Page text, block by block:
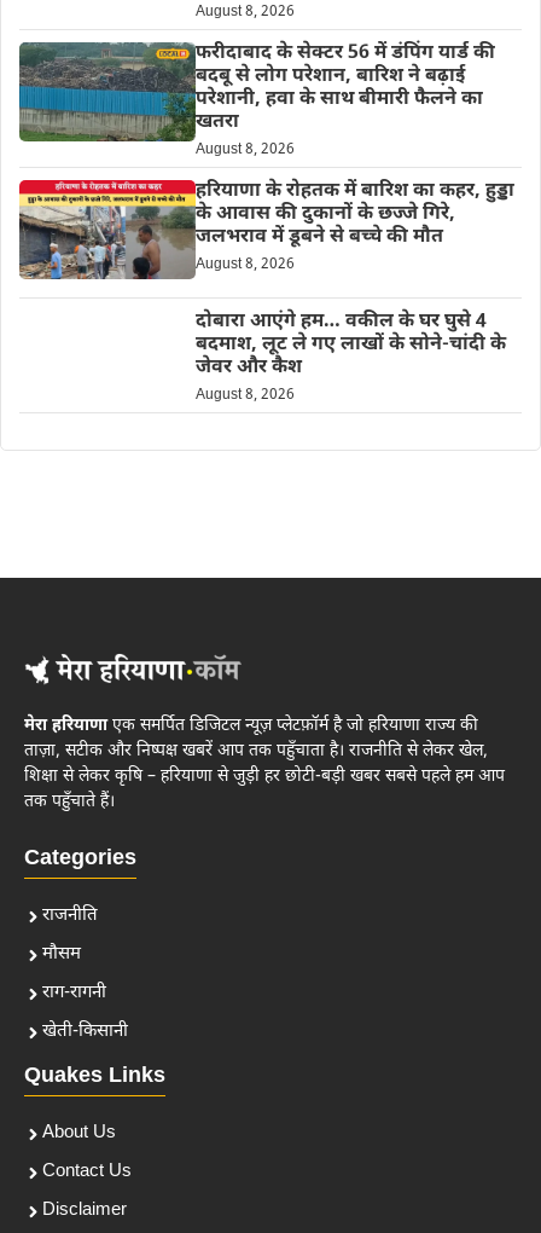
August 8, 2026
फरीदाबाद के सेक्टर 56 में डंपिंग यार्ड की
बदबू से लोग परेशान, बारिश ने बढ़ाई
परेशानी, हवा के साथ बीमारी फैलने का
खतरा
August 8, 2026
हरियाणा के रोहतक में बारिश का कहर, हुड्डा
के आवास की दुकानों के छज्जे गिरे,
जलभराव में डूबने से बच्चे की मौत
August 8, 2026
दोबारा आएंगे हम… वकील के घर घुसे 4
बदमाश, लूट ले गए लाखों के सोने-चांदी के
जेवर और कैश
August 8, 2026
मेरा हरियाणाएक समर्पित डिजिटल न्यूज़ प्लेटफ़ॉर्म है जो हरियाणा राज्य की
ताज़ा, सटीक और निष्पक्ष खबरें आप तक पहुँचाता है। राजनीति से लेकर खेल,
शिक्षा से लेकर कृषि – हरियाणा से जुड़ी हर छोटी-बड़ी खबर सबसे पहले हम आप
तक पहुँचाते हैं।
Categories
राजनीति
मौसम
राग-रागनी
खेती-किसानी
Quakes Links
About Us
Contact Us
Disclaimer